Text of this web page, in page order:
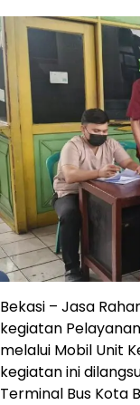
Bekasi – Jasa
kegiatan
melalui Mobil Unit
kegiatan ini
Terminal Bus Kota